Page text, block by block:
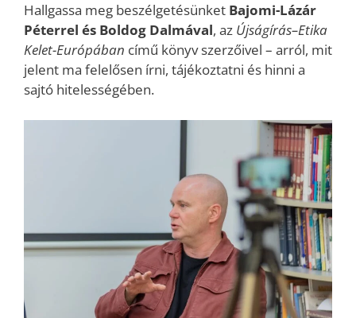
Hallgassa meg beszélgetésünket Bajomi-Lázár
Péterrel és Boldog Dalmával, az Újságírás–Etika
Kelet-Európában című könyv szerzőivel – arról, mit
jelent ma felelősen írni, tájékoztatni és hinni a
sajtó hitelességében.